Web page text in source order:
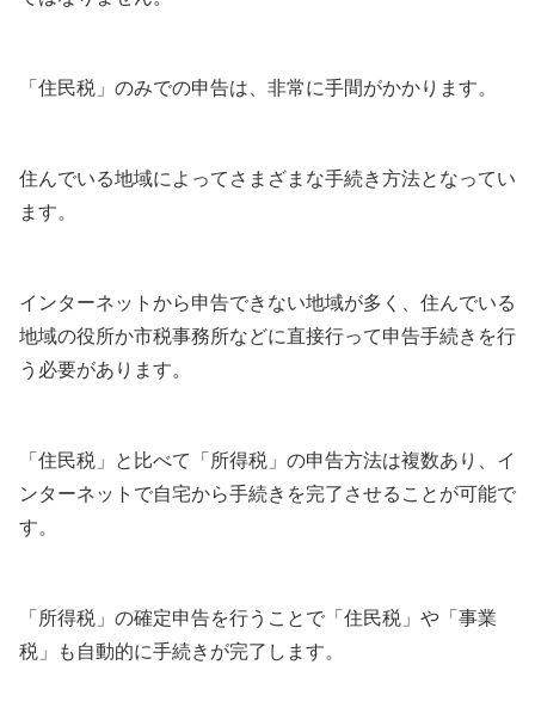
「住民税」のみでの申告は、非常に手間がかかります。
住んでいる地域によってさまざまな手続き方法となってい
ます。
インターネットから申告できない地域が多く、住んでいる
地域の役所か市税事務所などに直接行って申告手続きを行
う必要があります。
「住民税」と比べて「所得税」の申告方法は複数あり、イ
ンターネットで自宅から手続きを完了させることが可能で
す。
「所得税」の確定申告を行うことで「住民税」や「事業
税」も自動的に手続きが完了します。